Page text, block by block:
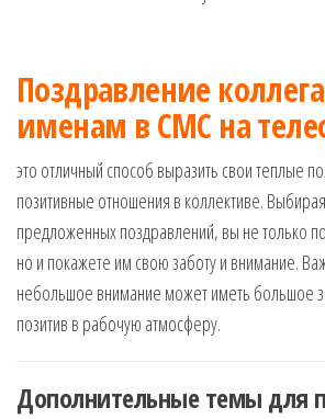
Поздравление
именам в СМС на
это отличный способ выразить свои теплые
позитивные отношения в коллективе.
предложенных поздравлений, вы не только
но и покажете им свою заботу и внимание.
небольшое внимание может иметь большое
позитив в рабочую атмосферу.
Дополнительные темы для